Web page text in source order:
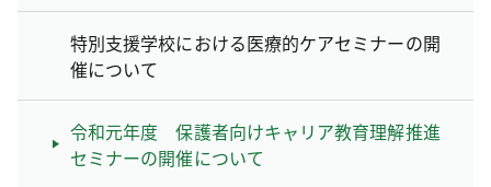
特別支援学校における医療的ケアセミナーの開
催について
令和元年度 保護者向けキャリア教育理解推進
セミナーの開催について